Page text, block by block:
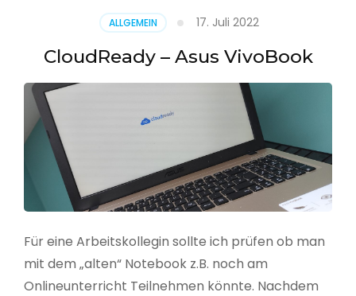
Jahressicherung
ALLGEMEIN 17. Juli 2022
CloudReady – Asus VivoBook
Für eine Arbeitskollegin sollte ich prüfen ob man
mit dem „alten“ Notebook z.B. noch am
Onlineunterricht Teilnehmen könnte. Nachdem